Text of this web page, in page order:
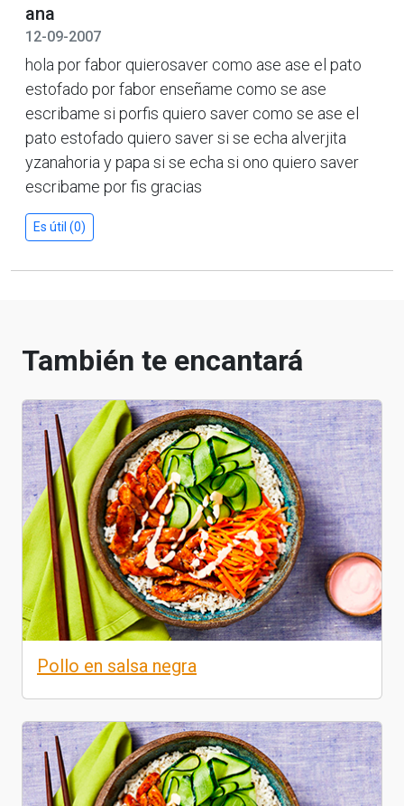
ana
12-09-2007
hola por fabor quierosaver como ase ase el pato
estofado por fabor enseñame como se ase
escribame si porfis quiero saver como se ase el
pato estofado quiero saver si se echa alverjita
yzanahoria y papa si se echa si ono quiero saver
escribame por fis gracias
Es útil (0)
También te encantará
Pollo en salsa negra